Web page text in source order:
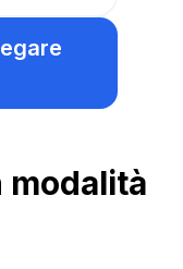
modalità